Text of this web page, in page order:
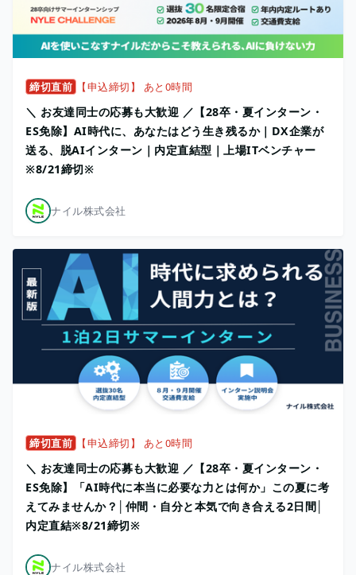
締切直前 【申込締切】 あと0時間
＼ お友達同士の応募も大歓迎 ／【28卒・夏インターン・
ES免除】AI時代に、あなたはどう生き残るか｜DX企業が
送る、脱AIインターン｜内定直結型｜上場ITベンチャー
※8/21締切※
ナイル株式会社
締切直前 【申込締切】 あと0時間
＼ お友達同士の応募も大歓迎 ／【28卒・夏インターン・
ES免除】「AI時代に本当に必要な力とは何か」この夏に考
えてみませんか？│仲間・自分と本気で向き合える2日間│
内定直結※8/21締切※
ナイル株式会社